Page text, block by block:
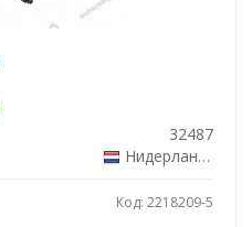
32487
Нидерланды
Код: 2218209-5